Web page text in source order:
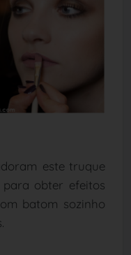
este truque
obter efeitos
batom sozinho